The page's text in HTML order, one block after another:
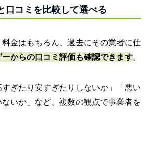
コミを比較して選べる
金はもちろん、過去にその業者に仕
からの口コミ評価も確認できます。
すぎたり安すぎたりしないか」「悪い
いか」など、複数の観点で事業者を